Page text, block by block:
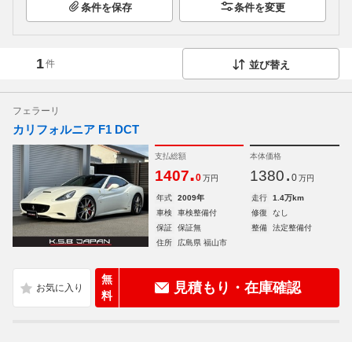
条件を保存 条件を変更
1件 並び替え
フェラーリ
カリフォルニア F1 DCT
支払総額
1407.0 万円
本体価格
1380. 0 万円
年式 2009年 走行
1.4万km
車検
車検整備付 修復
なし
保証
保証無 整備
法定整備付
住所
広島県 福山市
無
料
見積もり・在庫確認